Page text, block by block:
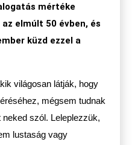
mértéke
elmúlt 50 évben, és
küzd ezzel a
világosan látják, hogy
mégsem tudnak
szól. Leleplezzük,
lustaság vagy